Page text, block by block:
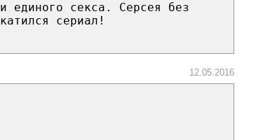
единого секса. Серсея без
сериал!
12.05.2016